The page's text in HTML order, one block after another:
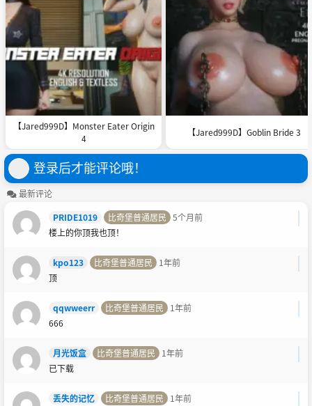
【Jared999D】Monster Eater Origin
4
【Jared999D】Goblin Bride 3
登录后才能评论哦！
最新评论
PRIDE1019
比奇堡普通居民 5个月前
楼上的你顶我也顶！
kpo123 比奇堡普通居民
1年前
顶
qqwweerr 比奇堡普通居民
1年前
666
月光饭盒 比奇堡普通居民
1年前
已下载
丢失的记忆 比奇堡普通居民
1年前